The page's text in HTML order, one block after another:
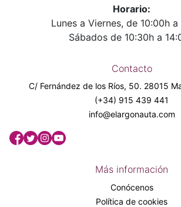
Horario:
Lunes a Viernes, de 10:00h
Sábados de 10:30h a
Contacto
C/ Fernández de los Ríos, 50. 28015
(+34) 915 439 441
info@elargonauta.com
Más información
Conócenos
Política de cookies